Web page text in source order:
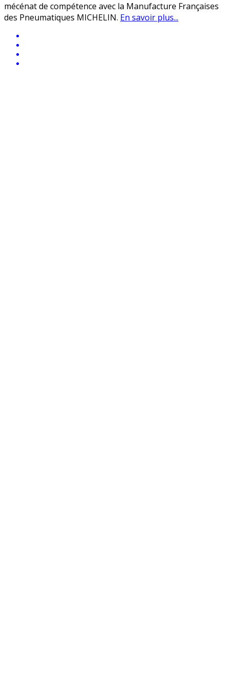
mécénat de compétence avec la Manufacture Françaises
des Pneumatiques MICHELIN. En savoir plus...